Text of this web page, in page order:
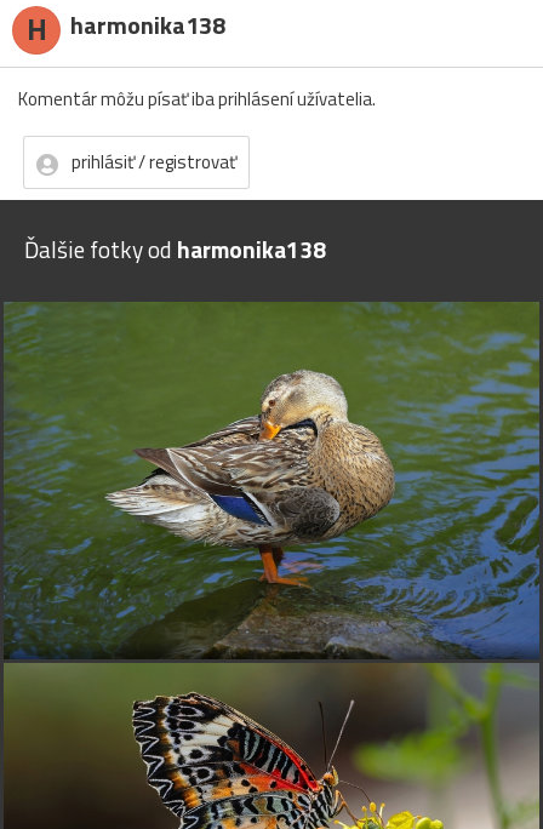
H harmonika138
Komentár môžu písať iba prihlásení užívatelia.
prihlásiť / registrovať
Ďalšie fotky od harmonika138